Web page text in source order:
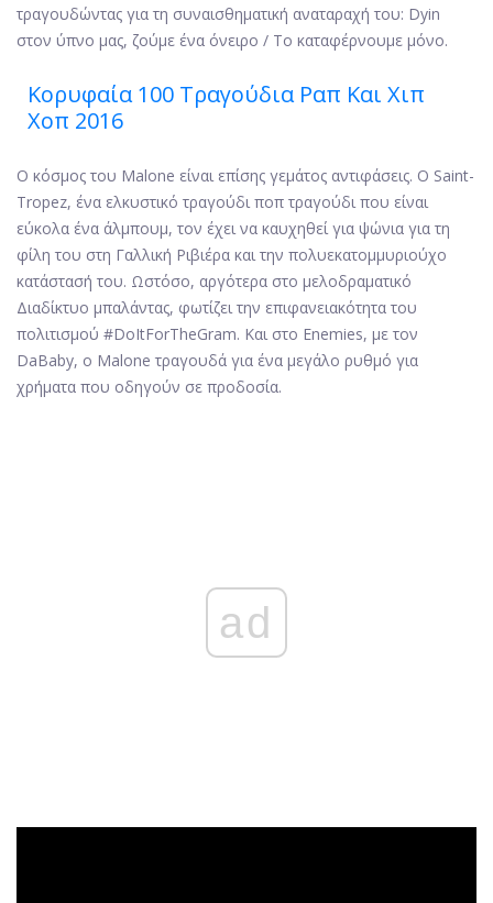
τραγουδώντας για τη συναισθηματική αναταραχή του: Dyin
στον ύπνο μας, ζούμε ένα όνειρο / Το καταφέρνουμε μόνο.
Κορυφαία 100 Τραγούδια Ραπ Και Χιπ
Χοπ 2016
Ο κόσμος του Malone είναι επίσης γεμάτος αντιφάσεις. Ο Saint-
Tropez, ένα ελκυστικό τραγούδι ποπ τραγούδι που είναι
εύκολα ένα άλμπουμ, τον έχει να καυχηθεί για ψώνια για τη
φίλη του στη Γαλλική Ριβιέρα και την πολυεκατομμυριούχο
κατάστασή του. Ωστόσο, αργότερα στο μελοδραματικό
Διαδίκτυο μπαλάντας, φωτίζει την επιφανειακότητα του
πολιτισμού #DoItForTheGram. Και στο Enemies, με τον
DaBaby, ο Malone τραγουδά για ένα μεγάλο ρυθμό για
χρήματα που οδηγούν σε προδοσία.
ad